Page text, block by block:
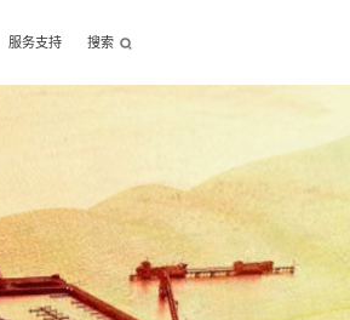
服务支持 搜索